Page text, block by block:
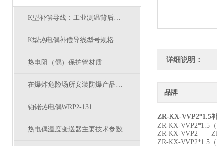
K型补偿导线：工业测温背后的关键奥秘
K型热电偶补偿导线型号规格厂家
热电阻（偶）保护管材质
在爆炸危险场所安装防爆产品时有哪些要求？
铂铑热电偶WRP2-131
热电偶温度变送器主要技术参数
详细说明：
品牌
ZR-KX-VVP2*1.5
ZR-KX-VVP2*1.5
ZR-KX-VVP2
ZR-KX-VVP2*1.5